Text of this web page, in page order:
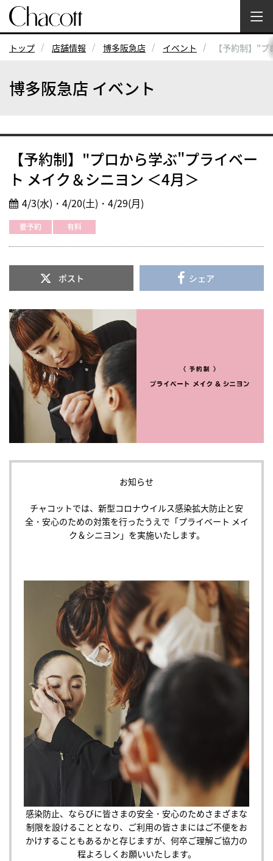
トップ 店舗情報 博多阪急店 イベント 【予約制】"
博多阪急店 イベント
【予約制】"プロから学ぶ"プライベー
ト メイク＆シニヨン ＜4月＞
4/3(水)・4/20(土)・4/29(月)
要予約 有料
ポスト シェア
お知らせ
チャコットでは、新型コロナウイルス感染拡大防止と安
全・安心のための対策を行ったうえで「プライベート メイ
ク＆シニヨン」を実施いたします。
感染防止、ならびに皆さまの安全・安心のためさまざまな
制限を設けることとなり、ご利用の皆さまにはご不便をお
かけすることもあるかと存じますが、何卒ご理解ご協力の
程よろしくお願いいたします。